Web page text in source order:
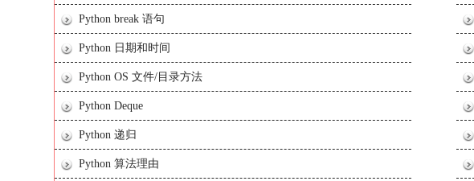
Python break 语句
Python 日期和时间
Python OS 文件/目录方法
Python Deque
Python 递归
Python 算法理由